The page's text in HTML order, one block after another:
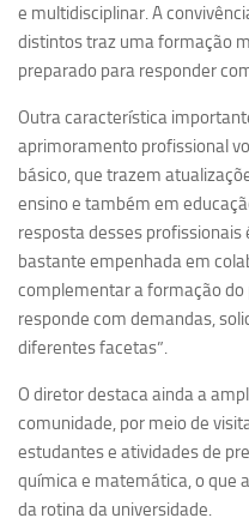
Fabiana
Fernando
Geciane
Maria Paula
Professor Sênior
Professores
Institucional
Polo Ribeirão Preto
Equipe
Estrutura do polo
Espaço de Eventos
Projetos
e multidisciplinar. A
distintos traz uma formação
preparado para responder
Outra característica
aprimoramento profissional
básico, que trazem
ensino e também em
resposta desses profissionais
bastante empenhada em
complementar a formação
responde com demandas,
diferentes facetas”.
O diretor destaca ainda a
comunidade, por meio de
estudantes e atividades de
química e matemática, o que
da rotina da universidade.